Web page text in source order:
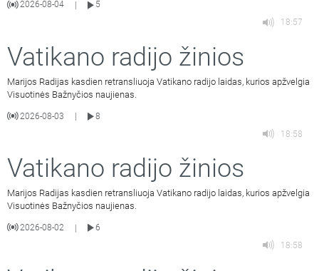
2026-08-04
5
18:57
Vatikano radijo žinios
Marijos Radijas kasdien retransliuoja Vatikano radijo laidas, kurios apžvelgia
Visuotinės Bažnyčios naujienas.
2026-08-03
8
18:58
Vatikano radijo žinios
Marijos Radijas kasdien retransliuoja Vatikano radijo laidas, kurios apžvelgia
Visuotinės Bažnyčios naujienas.
2026-08-02 |
6
18:58